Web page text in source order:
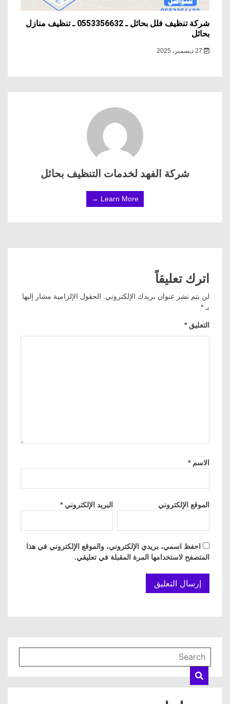
شركة تنظيف فلل بحائل ـ 0553356632 ـ تنظيف منازل
بحائل
شركة الفهد لخدمات التنظيف بحائل
Learn More →
اترك تعليقاً
لن يتم نشر عنوان بريدك الإلكتروني.
الحقول الإلزامية مشار إليها
بـ *
التعليق*
الاسم*
البريد الإلكتروني* الموقع الإلكتروني
احفظ اسمي، بريدي الإلكتروني، والموقع الإلكتروني في هذا
المتصفح لاستخدامها المرة المقبلة في تعليقي.